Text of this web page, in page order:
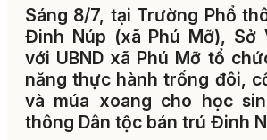
Sáng 8/7, tại Trường Phổ
Đinh Núp (xã Phú Mỡ), Sở
với UBND xã Phú Mỡ tổ
năng thực hành trống đôi,
và múa xoang cho học
thông Dân tộc bán trú Đinh